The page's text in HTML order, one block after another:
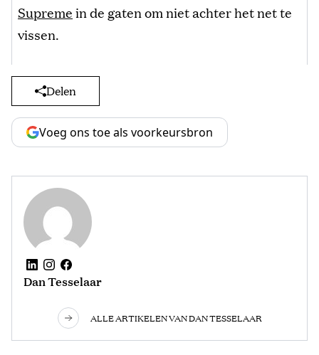
Supremein de gaten om niet achter het net te
vissen.
Delen
Voeg ons toe als voorkeursbron
Dan Tesselaar
ALLE ARTIKELEN VAN DAN TESSELAAR